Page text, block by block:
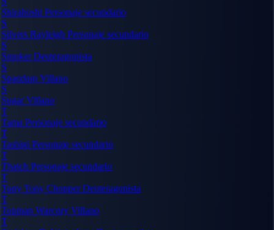
Shirahoshi Personaje secundario
S
Silvers Rayleigh Personaje secundario
S
SmokerDeuteragonista
S
Spandam Villano
S
SugarVillano
T
Tama Personaje secundario
T
Tashigi Personaje secundario
T
Thatch Personaje secundario
T
Tony Tony ChopperDeuteragonista
T
Topman Warcury Villano
T